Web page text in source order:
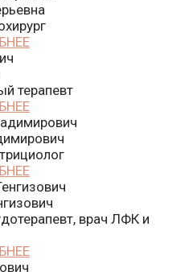
терапевт
врач ЛФК и